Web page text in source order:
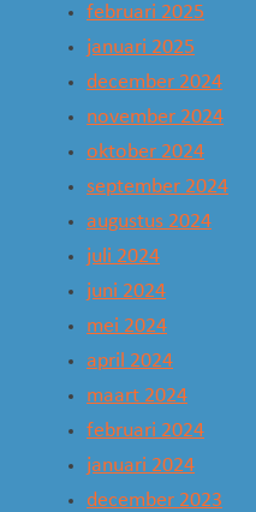
februari 2025
januari 2025
december 2024
november 2024
oktober 2024
september 2024
augustus 2024
juli 2024
juni 2024
mei 2024
april 2024
maart 2024
februari 2024
januari 2024
december 2023